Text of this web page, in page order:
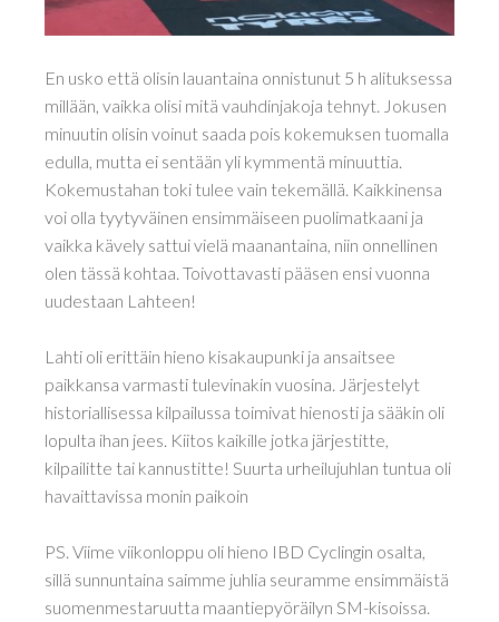
En usko että olisin lauantaina onnistunut 5 h alituksessa
millään, vaikka olisi mitä vauhdinjakoja tehnyt. Jokusen
minuutin olisin voinut saada pois kokemuksen tuomalla
edulla, mutta ei sentään yli kymmentä minuuttia.
Kokemustahan toki tulee vain tekemällä. Kaikkinensa
voi olla tyytyväinen ensimmäiseen puolimatkaani ja
vaikka kävely sattui vielä maanantaina, niin onnellinen
olen tässä kohtaa. Toivottavasti pääsen ensi vuonna
uudestaan Lahteen!
Lahti oli erittäin hieno kisakaupunki ja ansaitsee
paikkansa varmasti tulevinakin vuosina. Järjestelyt
historiallisessa kilpailussa toimivat hienosti ja sääkin oli
lopulta ihan jees. Kiitos kaikille jotka järjestitte,
kilpailitte tai kannustitte! Suurta urheilujuhlan tuntua oli
havaittavissa monin paikoin
PS. Viime viikonloppu oli hieno IBD Cyclingin osalta,
sillä sunnuntaina saimme juhlia seuramme ensimmäistä
suomenmestaruutta maantiepyöräilyn SM-kisoissa.